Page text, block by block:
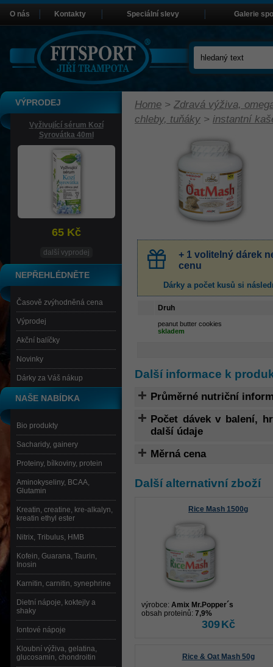
Home > Zdravá výživa,
chleby, tuňáky > instantní
+ 1 volitelný dárek
cenu
Dárky a počet kusů si
Druh
peanut butter cookies
skladem
Další informace k
Průměrné nutriční
Počet dávek v balení,
další údaje
Měrná cena
Další alternativní zboží
Rice Mash 1500g
výrobce: Amix Mr.Popper´s
obsah proteinů: 7,9%
309Kč
Rice & Oat Mash 50g
VÝPRODEJ
Vyživující sérum Kozí
Syrovátka 40ml
65 Kč
další vyprodej
NEPŘEHLÉDNĚTE
Časově zvýhodněná cena
Výprodej
Akční balíčky
Novinky
Dárky za Váš nákup
NAŠE NABÍDKA
Bio produkty
Sacharidy, gainery
Proteiny, bílkoviny, protein
Aminokyseliny, BCAA,
Glutamin
Kreatin, creatine, kre-alkalyn,
kreatin ethyl ester
Nitrix, Tribulus, HMB
Kofein, Guarana, Taurin,
Inosin
Karnitin, carnitin, synephrine
Dietní nápoje, koktejly a
shaky
Iontové nápoje
Kloubní výživa, gelatina,
glucosamin, chondroitin
O nás Kontakty Speciální slevy Galerie